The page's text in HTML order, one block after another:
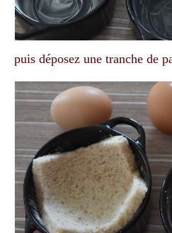
puis déposez une tranche de